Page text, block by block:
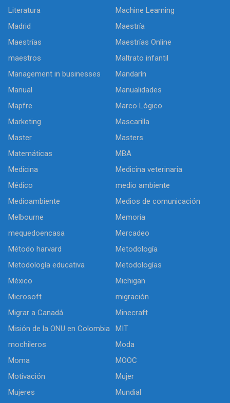
Literatura
Machine Learning
Madrid
Maestría
Maestrías
Maestrías Online
maestros
Maltrato infantil
Management in businesses
Mandarín
Manual
Manualidades
Mapfre
Marco Lógico
Marketing
Mascarilla
Master
Masters
Matemáticas
MBA
Medicina
Medicina veterinaria
Médico
medio ambiente
Medioambiente
Medios de comunicación
Melbourne
Memoria
mequedoencasa
Mercadeo
Método harvard
Metodología
Metodología educativa
Metodologías
México
Michigan
Microsoft
migración
Migrar a Canadá
Minecraft
Misión de la ONU en Colombia
MIT
mochileros
Moda
Moma
MOOC
Motivación
Mujer
Mujeres
Mundial